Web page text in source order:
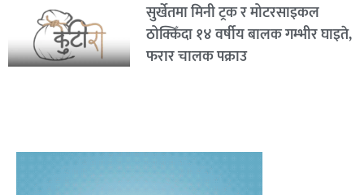
सुर्खेतमा मिनी ट्रक र मोटरसाइकल
ठोक्किँदा १४ वर्षीय बालक गम्भीर घाइते,
फरार चालक पक्राउ